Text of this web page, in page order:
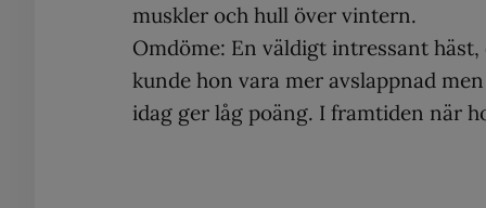
muskler och hull över vintern.
Omdöme: En väldigt intressant
kunde hon vara mer avslappnad
idag ger låg poäng. I framtiden när